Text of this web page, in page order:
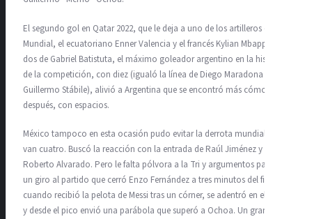
El segundo gol en Qatar 2022, que le deja a uno de los artilleros del
Mundial, el ecuatoriano Enner Valencia y el francés Kylian Mbappé y a
dos de Gabriel Batistuta, el máximo goleador argentino en la historia
de la competición, con diez (igualó la línea de Diego Maradona y
Guillermo Stábile), alivió a Argentina que se encontró más cómoda
después, con espacios.
México tampoco en esta ocasión pudo evitar la derrota mundialista. Y
van cuatro. Buscó la reacción con la entrada de Raúl Jiménez y
Roberto Alvarado. Pero le falta pólvora a la Tri y argumentos para dar
un giro al partido que cerró Enzo Fernández a tres minutos del final,
cuando recibió la pelota de Messi tras un córner, se adentró en el área
y desde el pico envió una parábola que superó a Ochoa. Un gran gol